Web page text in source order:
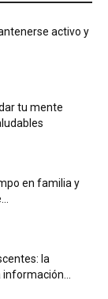
activo y
tu mente
en familia y
la